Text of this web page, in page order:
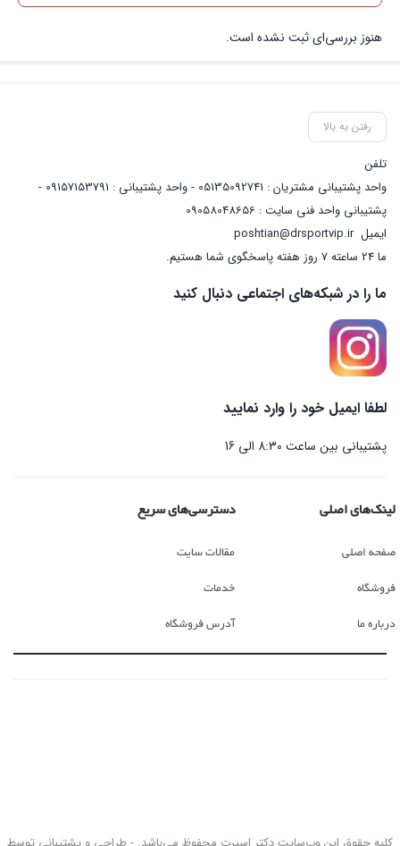
هنوز بررسی‌ای ثبت نشده است.
رفتن به بالا
تلفن
واحد پشتیبانی مشتریان : 05135092741 - واحد پشتیبانی : 09157153791 -
پشتیبانی واحد فنی سایت : 09058048656
ایمیلposhtian@drsportvip.ir
ما 24 ساعته 7 روز هفته پاسخگوی شما هستیم.
ما را در شبکه‌های اجتماعی دنبال کنید
لطفا ایمیل خود را وارد نمایید
پشتیبانی بین ساعت 8:30 الی 16
لینک‌های اصلی
صفحه اصلی
فروشگاه
درباره ما
دسترسی‌های سریع
مقالات سایت
خدمات
آدرس فروشگاه